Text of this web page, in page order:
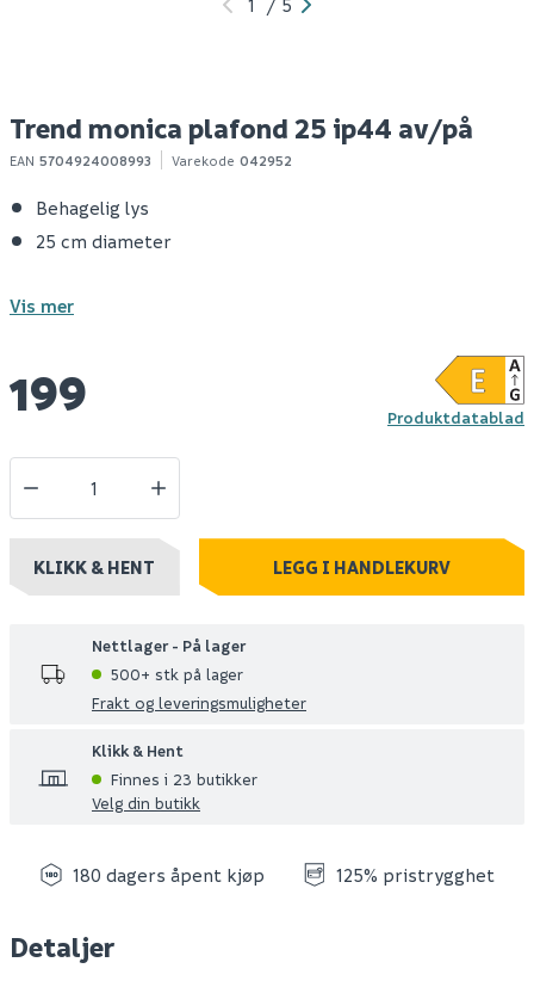
1 / 5
Trend monica plafond 25 ip44 av/på
EAN 5704924008993 Varekode 042952
Behagelig lys
25 cm diameter
Vis mer
199 Produktdatablad
KLIKK & HENT LEGG I HANDLEKURV
Nettlager - På lager
500+ stk på lager
Frakt og leveringsmuligheter
Klikk & Hent
Finnes i 23 butikker
Velg din butikk
180 dagers åpent kjøp 125% pristrygghet
Detaljer